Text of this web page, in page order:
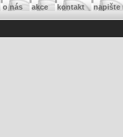
o nás akce kontakt napište